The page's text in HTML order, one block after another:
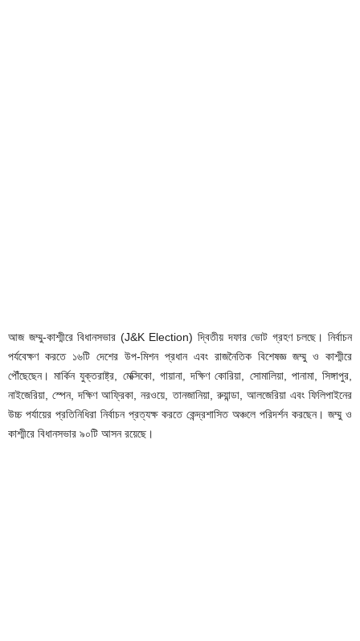
আজ জম্মু-কাশ্মীরে বিধানসভার (J&K Election) দ্বিতীয় দফার ভোট গ্রহণ চলছে। নির্বাচন
পর্যবেক্ষণ করতে ১৬টি দেশের উপ-মিশন প্রধান এবং রাজনৈতিক বিশেষজ্ঞ জম্মু ও কাশ্মীরে
পৌঁছেছেন। মার্কিন যুক্তরাষ্ট্র, মেক্সিকো, গায়ানা, দক্ষিণ কোরিয়া, সোমালিয়া, পানামা, সিঙ্গাপুর,
নাইজেরিয়া, স্পেন, দক্ষিণ আফ্রিকা, নরওয়ে, তানজানিয়া, রুয়ান্ডা, আলজেরিয়া এবং ফিলিপাইনের
উচ্চ পর্যায়ের প্রতিনিধিরা নির্বাচন প্রত্যক্ষ করতে কেন্দ্রশাসিত অঞ্চলে পরিদর্শন করছেন। জম্মু ও
কাশ্মীরে বিধানসভার ৯০টি আসন রয়েছে।